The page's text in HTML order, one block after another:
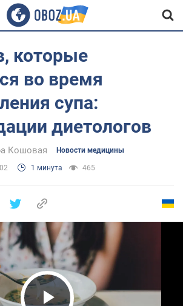
которые
во время
супа:
диетологов
Кошовая Новости медицины
1 минута 465